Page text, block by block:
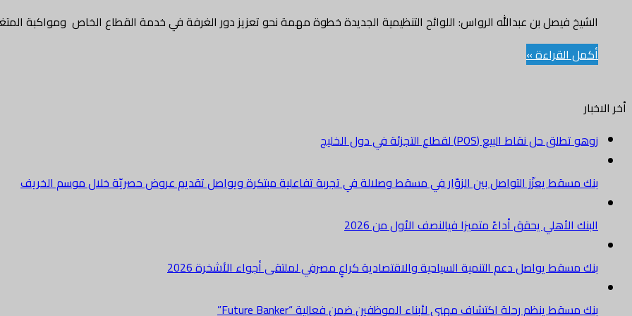
الشيخ فيصل بن عبدالله الرواس: اللوائح التنظيمية الجديدة خطوة مهمة نحو تعزيز دور الغرفة في خدمة القطاع الخاص ومواكبة
أكمل القراءة »
أخر الاخبار
زوهو تطلق حل نقاط البيع (POS) لقطاع التجزئة في دول الخليج
بنك مسقط يعزّز التواصل بين الزوّار في مسقط وصلالة في تجربة تفاعلية مبتكرة ويواصل تقديم عروض حصريّة خلال موسم الخريف
البنك الأهلي يحقق أداءً متميزا فيالنصف الأول من 2026
بنك مسقط يواصل دعم التنمية السياحية والاقتصادية كراعٍ مصرفي لملتقى أجواء الأشخرة 2026
بنك مسقط ينظم رحلة اكتشاف مهني لأبناء الموظفين ضمن فعالية “Future Banker”